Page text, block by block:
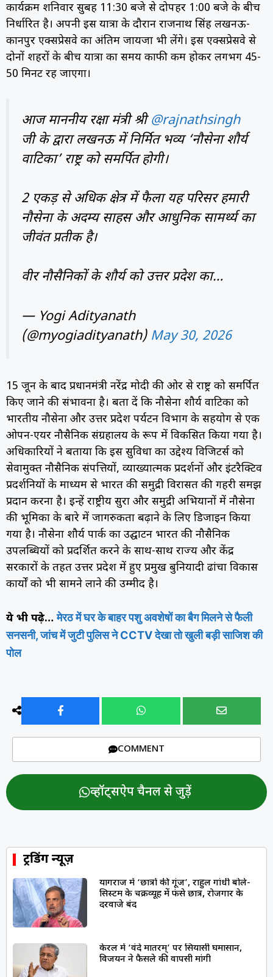
कार्यक्रम शनिवार सुबह 11:30 बजे से दोपहर 1:00 बजे के बीच
निर्धारित है। अपनी इस यात्रा के दौरान राजनाथ सिंह लखनऊ-
कानपुर एक्सप्रेसवे का अंतिम जायजा भी लेंगे। इस एक्सप्रेसवे से
दोनों शहरों के बीच यात्रा का समय काफी कम होकर लगभग 45-
50 मिनट रह जाएगा।
आज माननीय रक्षा मंत्री श्री@rajnathsingh
जी के द्वारा लखनऊ में निर्मित भव्य ‘नौसेना शौर्य
वाटिका’ राष्ट्र को समर्पित होगी।
2 एकड़ से अधिक क्षेत्र में फैला यह परिसर हमारी
नौसेना के अदम्य साहस और आधुनिक सामर्थ्य का
जीवंत प्रतीक है।
वीर नौसैनिकों के शौर्य को उत्तर प्रदेश का…
— Yogi Adityanath
(@myogiadityanath) May 30, 2026
15 जून के बाद प्रधानमंत्री नरेंद्र मोदी की ओर से राष्ट्र को समर्पित
किए जाने की संभावना है। बता दें कि नौसेना शौर्य वाटिका को
भारतीय नौसेना और उत्तर प्रदेश पर्यटन विभाग के सहयोग से एक
ओपन-एयर नौसैनिक संग्रहालय के रूप में विकसित किया गया है।
अधिकारियों ने बताया कि इस सुविधा का उद्देश्य विजिटर्स को
सेवामुक्त नौसैनिक संपत्तियों, व्याख्यात्मक प्रदर्शनों और इंटरैक्टिव
प्रदर्शनियों के माध्यम से भारत की समुद्री विरासत की गहरी समझ
प्रदान करना है। इन्हें राष्ट्रीय सुरक्षा और समुद्री अभियानों में नौसेना
की भूमिका के बारे में जागरुकता बढ़ाने के लिए डिजाइन किया
गया है। नौसेना शौर्य पार्क का उद्घाटन भारत की नौसैनिक
उपलब्धियों को प्रदर्शित करने के साथ-साथ राज्य और केंद्र
सरकारों के तहत उत्तर प्रदेश में हुए प्रमुख बुनियादी ढांचा विकास
कार्यों को भी सामने लाने की उम्मीद है।
ये भी पढ़े…मेरठ में घर के बाहर पशु अवशेषों का बैग मिलने से फैली
सनसनी, जांच में जुटी पुलिस ने CCTV देखा तो खुली बड़ी साजिश की
पोल
COMMENT
व्हॉट्सऐप चैनल से जुड़ें
ट्रेंडिंग न्यूज़
प्रयागराज में ‘छात्रों की गूंज’, राहुल गांधी बोले-
सिस्टम के चक्रव्यूह में फंसे छात्र, रोजगार के
दरवाजे बंद
केरल में ‘वंदे मातरम्’ पर सियासी घमासान,
विजयन ने फैसले की वापसी मांगी